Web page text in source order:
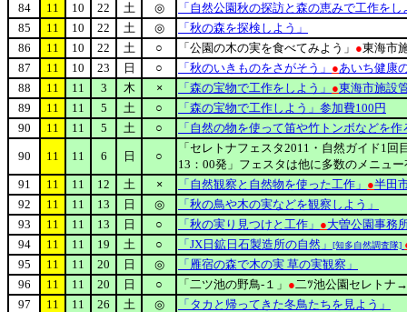
84
11 10 22 土 ◎
「自然公園秋の探訪と森の恵みで工作をし
85
11 10 22 土 ◎
「秋の森を探検しよう」
86
11 10 22 土 ○ 「公園の木の実を食べてみよう」 ●東海市
87
11 10 23 日 ○ 「秋のいきものをさがそう」 ●あいち健康
88
11 11 3 木 × 「森の宝物で工作をしよう」 ●東海市施設
89
11 11 5 土 ○
「森の宝物で工作しよう」参加費100円
90
11 11 5 土 ○ 「自然の物を使って笛や竹トンボなどを作
90 11 11 6 日 ○
「セレトナフェスタ2011・自然ガイド1回
13：00発」フェスタは他に多数のメニュ
91
11 11 12 土 × 「自然観察と自然物を使った工作」 ●半田
92
11 11 13 日 ◎
「秋の鳥や木の実などを観察しよう」
93
11 11 13 日 ○ 「秋の実り見つけと工作」 ●大曽公園事務
94
11 11 19 土 ○ 「JX日鉱日石製造所の自然」 [知多自然調査隊]
95
11 11 20 日 ◎
「雁宿の森で木の実 草の実観察」
96
11 11 20 日 ○ 「二ツ池の野鳥-１」 ●二ﾂ池公園セレトナ
97
11 11 26 土 ◎
「タカと帰ってきた冬鳥たちを見よう」